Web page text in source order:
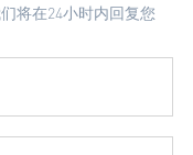
将在24小时内回复您